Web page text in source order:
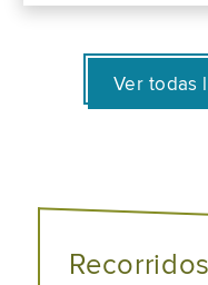
Ver todas